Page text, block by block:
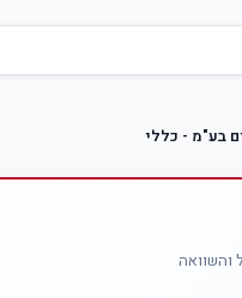
בע"מ - כללי